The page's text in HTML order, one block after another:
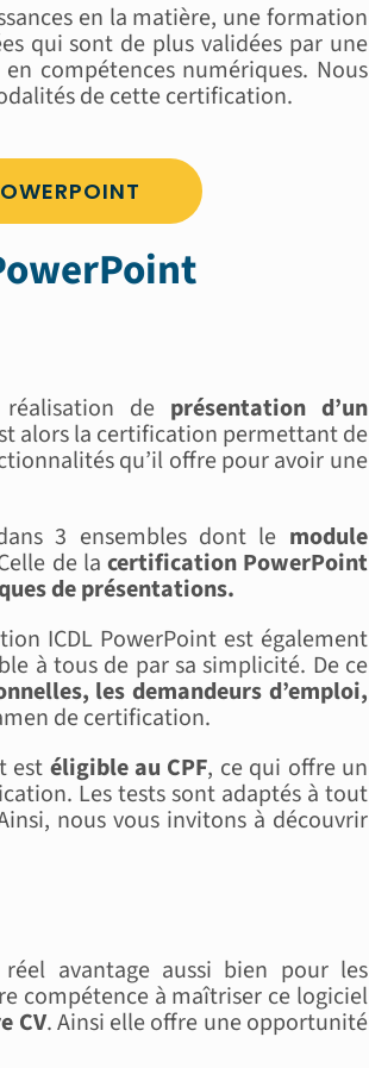
en la matière, une formation
qui sont de plus validées par une
compétences numériques. Nous
de cette certification.
de présentation d’un
alors la certification permettant de
qu’il offre pour avoir une
3 ensembles dont le module
de la certification PowerPoint
de présentations.
ICDL PowerPoint est également
à tous de par sa simplicité. De ce
les demandeurs d’emploi,
de certification.
est éligible au CPF, ce qui offre un
Les tests sont adaptés à tout
nous vous invitons à découvrir
avantage aussi bien pour les
compétence à maîtriser ce logiciel
CV. Ainsi elle offre une opportunité